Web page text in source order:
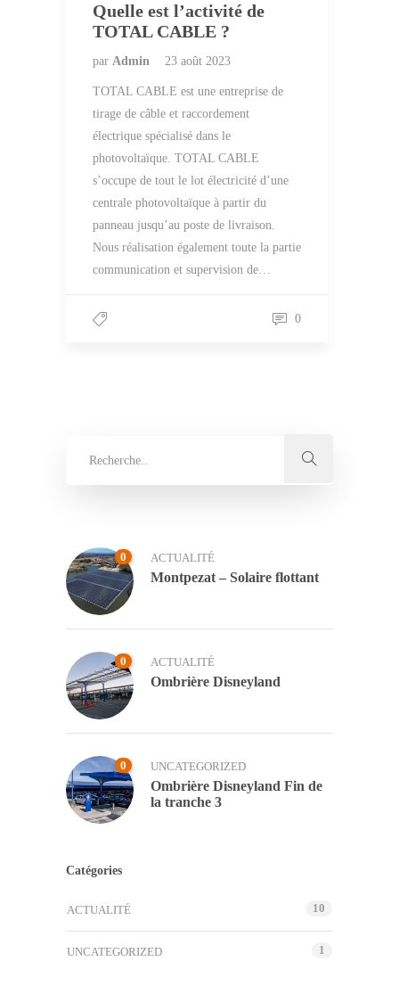
Quelle est l’activité de
TOTAL CABLE ?
par Admin 23 août 2023
TOTAL CABLE est une entreprise de
tirage de câble et raccordement
électrique spécialisé dans le
photovoltaïque. TOTAL CABLE
s’occupe de tout le lot électricité d’une
centrale photovoltaïque à partir du
panneau jusqu’au poste de livraison.
Nous réalisation également toute la partie
communication et supervision de…
0
0 ACTUALITÉ
Montpezat – Solaire flottant
0 ACTUALITÉ
Ombrière Disneyland
0 UNCATEGORIZED
Ombrière Disneyland Fin de
la tranche 3
Catégories
ACTUALITÉ 10
UNCATEGORIZED 1